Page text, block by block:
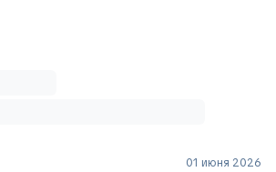
01 июня 2026